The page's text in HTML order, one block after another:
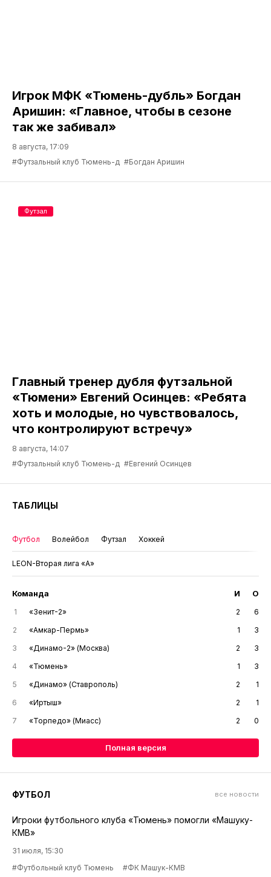
Игрок МФК «Тюмень-дубль» Богдан
Аришин: «Главное, чтобы в сезоне
так же забивал»
8 августа, 17:09
#Футзальный клуб Тюмень-д #Богдан Аришин
Главный тренер дубля футзальной
«Тюмени» Евгений Осинцев: «Ребята
хоть и молодые, но чувствовалось,
что контролируют встречу»
8 августа, 14:07
#Футзальный клуб Тюмень-д #Евгений Осинцев
Футзал
ТАБЛИЦЫ
Футбол Волейбол Футзал Хоккей
LEON-Вторая лига «А»
Команда И О
1 «Зенит-2» 2
6
2
«Амкар-Пермь» 1
3
3
«Динамо-2» (Москва) 2
3
4
«Тюмень» 1
3
5
«Динамо» (Ставрополь) 2
1
6
«Иртыш» 2
1
7
«Торпедо» (Миасс) 2 0
Полная версия
ФУТБОЛ все новости
Игроки футбольного клуба «Тюмень» помогли «Машуку-
КМВ»
31 июля, 15:30
#Футбольный клуб Тюмень
#ФК Машук-КМВ